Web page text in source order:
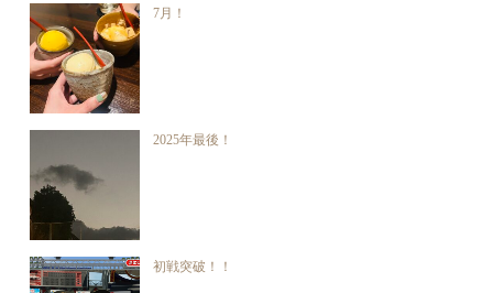
7月！
2025年最後！
初戦突破！！